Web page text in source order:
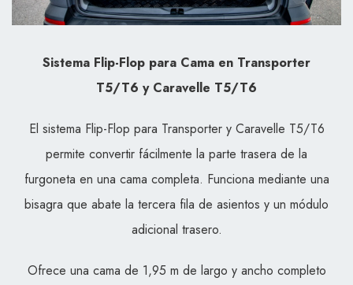
Sistema Flip-Flop para Cama en Transporter
T5/T6 y Caravelle T5/T6
El sistema Flip-Flop para Transporter y Caravelle T5/T6
permite convertir fácilmente la parte trasera de la
furgoneta en una cama completa. Funciona mediante una
bisagra que abate la tercera fila de asientos y un módulo
adicional trasero.
Ofrece una cama de 1,95 m de largo y ancho completo